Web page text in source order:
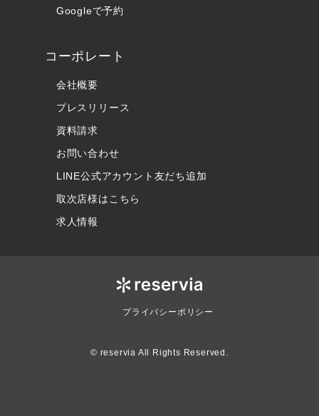
Googleで予約
コーポレート
会社概要
プレスリリース
資料請求
お問い合わせ
LINE公式アカウント友だち追加
取次店様はこちら
求人情報
プライバシーポリシー
© reservia All Rights Reserved.